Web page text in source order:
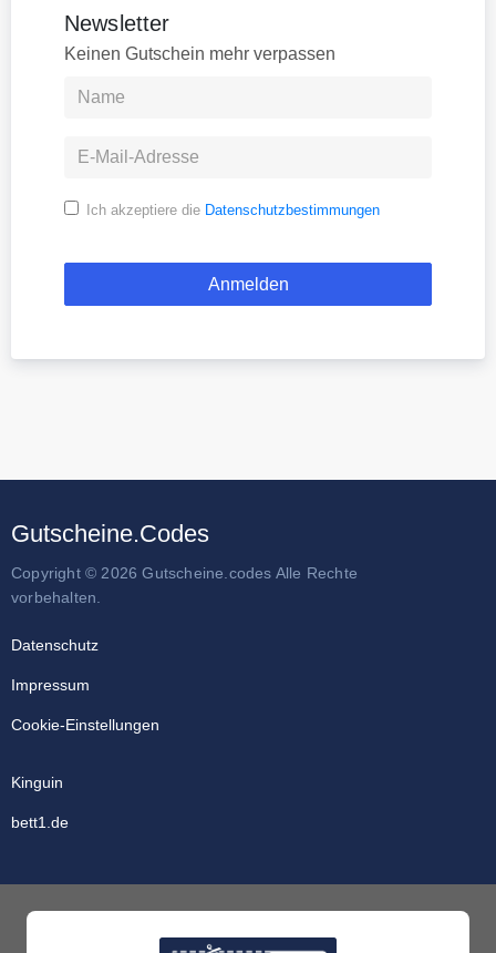
Newsletter
Keinen Gutschein mehr verpassen
Ich akzeptiere die Datenschutzbestimmungen
Gutscheine.Codes
Copyright © 2026 Gutscheine.codes Alle Rechte
vorbehalten.
Datenschutz
Impressum
Cookie-Einstellungen
Kinguin
bett1.de